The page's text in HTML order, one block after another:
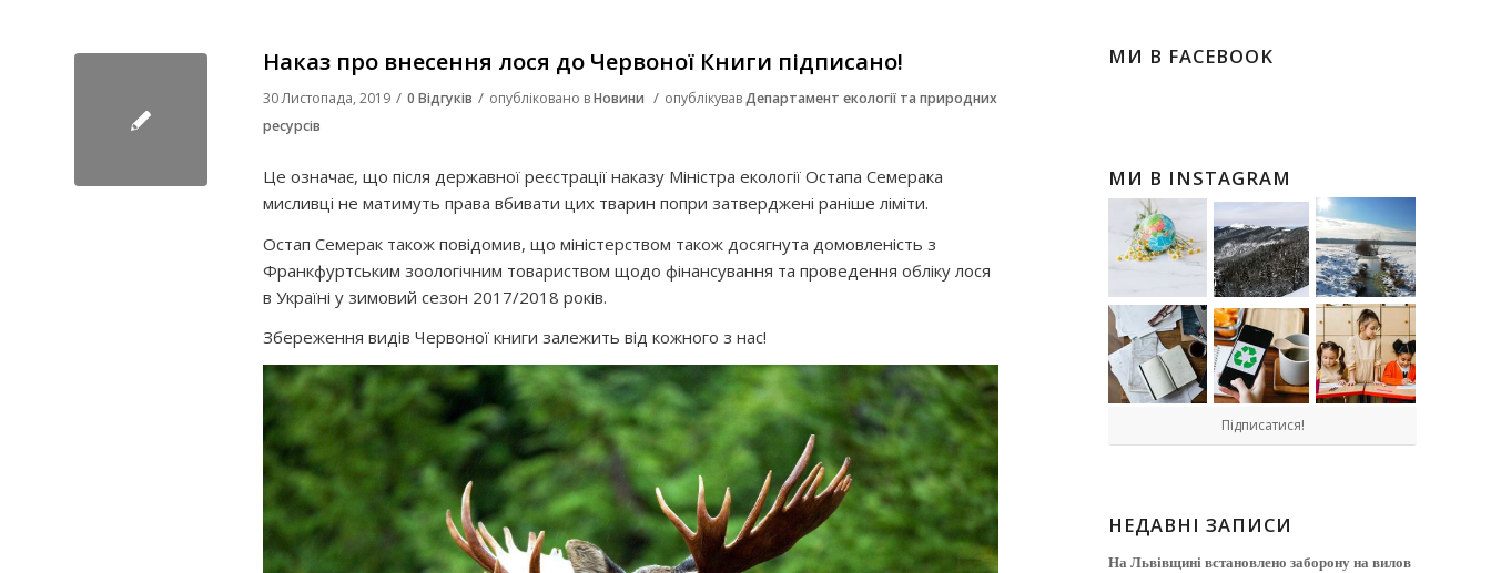
Наказ про внесення лося до Червоної Книги підписано!
30 Листопада, 2019 / 0 Відгуків / опубліковано вНовини / опублікувавДепартамент екології та природних
ресурсів
Це означає, що після державної реєстрації наказу Міністра екології Остапа Семерака
мисливці не матимуть права вбивати цих тварин попри затверджені раніше ліміти.
Остап Семерак також повідомив, що міністерством також досягнута домовленість з
Франкфуртським зоологічним товариством щодо фінансування та проведення обліку лося
в Україні у зимовий сезон 2017/2018 років.
Збереження видів Червоної книги залежить від кожного з нас!
МИ В FACEBOOK
МИ В INSTAGRAM
Підписатися!
НЕДАВНІ ЗАПИСИ
На Львівщині встановлено заборону на вилов